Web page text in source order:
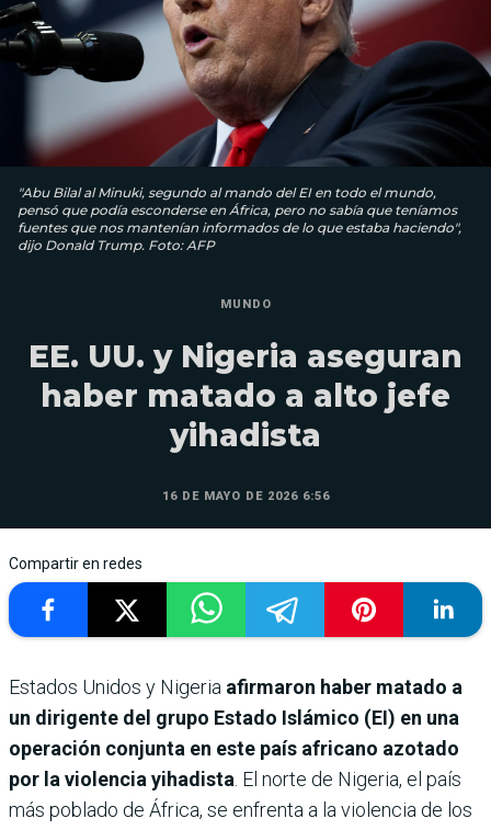
"Abu Bilal al Minuki, segundo al mando del EI en todo el mundo,
pensó que podía esconderse en África, pero no sabía que teníamos
fuentes que nos mantenían informados de lo que estaba haciendo",
dijo Donald Trump. Foto: AFP
MUNDO
EE. UU. y Nigeria aseguran
haber matado a alto jefe
yihadista
16 DE MAYO DE 2026 6:56
Compartir en redes
Estados Unidos y Nigeria afirmaron haber matado a
un dirigente del grupo Estado Islámico (EI) en una
operación conjunta en este país africano azotado
por la violencia yihadista . El norte de Nigeria, el país
más poblado de África, se enfrenta a la violencia de los